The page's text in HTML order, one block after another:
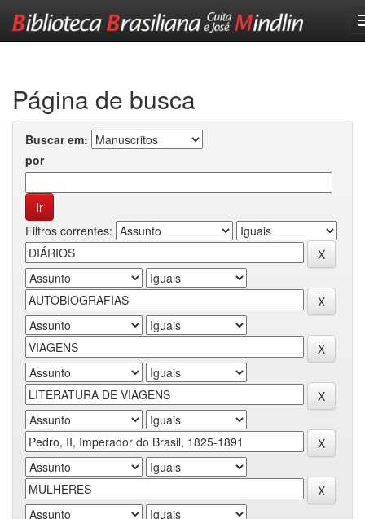
Página de busca
Buscar em:
por
Filtros correntes: